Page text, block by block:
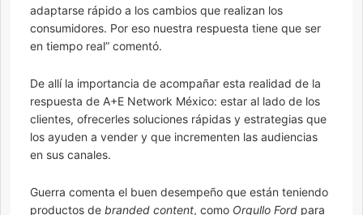
adaptarse rápido a los cambios que realizan los
consumidores. Por eso nuestra respuesta tiene que ser
en tiempo real” comentó.
De allí la importancia de acompañar esta realidad de la
respuesta de A+E Network México: estar al lado de los
clientes, ofrecerles soluciones rápidas y estrategias que
los ayuden a vender y que incrementen las audiencias
en sus canales.
Guerra comenta el buen desempeño que están teniendo
productos de branded content, como Orgullo Ford para